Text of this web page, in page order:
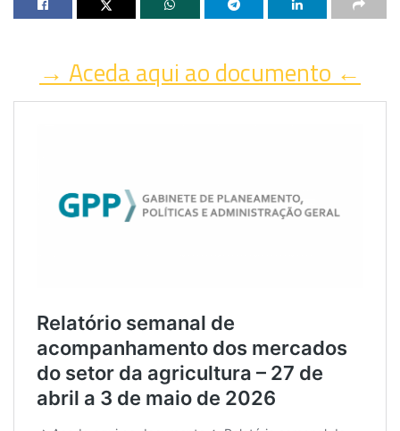
→ Aceda aqui ao documento ←